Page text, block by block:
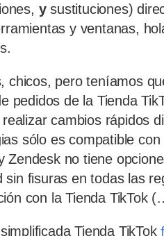
ysustituciones)
y ventanas,
chicos, pero teníamos
pedidos de la Tienda
cambios rápidos
sólo es compatible con
no tiene
fisuras en todas las
con la Tienda TikTok
Tienda TikTok